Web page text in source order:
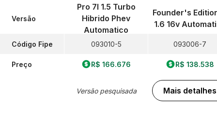
Versão
Código Fipe
Preço
Pro 7l 1.5 Turbo
Hibrido Phev
Automatico
093010-5
R$ 166.676
Versão pesquisada
Founder's
1.6 16v
093006-7
R$ 138.538
Mais detalhes